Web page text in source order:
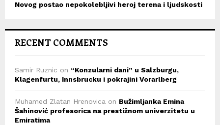
Novog postao nepokolebljivi heroj terena i ljudskosti
RECENT COMMENTS
Samir Ruznic on “Konzularni dani” u Salzburgu,
Klagenfurtu, Innsbrucku i pokrajini Vorarlberg
Muhamed Zlatan Hrenovica on Bužimljanka Emina
Šahinović profesorica na prestižnom univerzitetu u
Emiratima